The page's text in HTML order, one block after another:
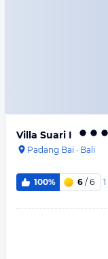
Villa Suari I
Padang Bai · Bali
100% 6 / 6 1